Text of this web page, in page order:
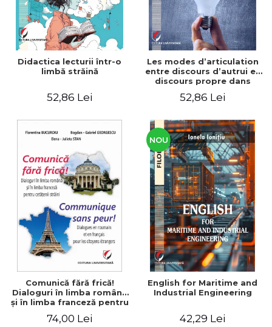
Didactica lecturii într-o
limbă străină
52,86 Lei
Les modes d’articulation
entre discours d’autrui et
discours propre dans
master
52,86 Lei
Comunică fără frică!
Dialoguri în limba română
şi în limba franceză pentru
străini/Communique sans
74,00 Lei
NOU
English for Maritime and
Industrial Engineering
42,29 Lei